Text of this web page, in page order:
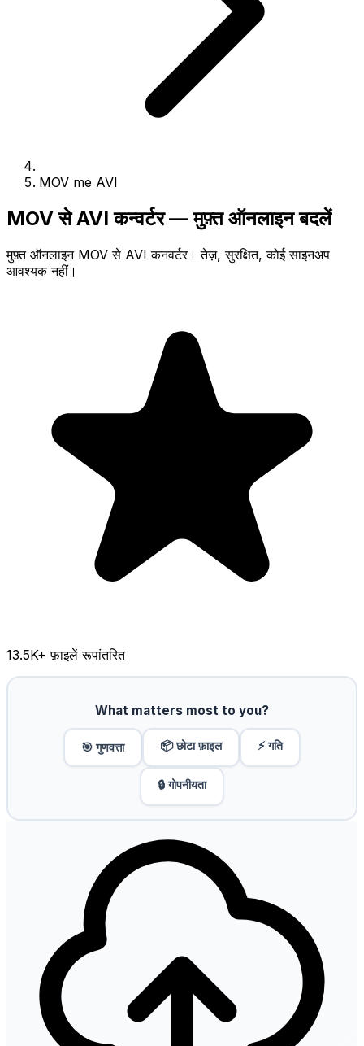
MOV me AVI
MOV से AVI कन्वर्टर — मुफ़्त ऑनलाइन बदलें
मुफ़्त ऑनलाइन MOV से AVI कनवर्टर। तेज़, सुरक्षित, कोई साइनअप
आवश्यक नहीं।
13.5K+ फ़ाइलें रूपांतरित
What matters most to you?
🎯 गुणवत्ता 📦 छोटा फ़ाइल ⚡ गति
🔒 गोपनीयता